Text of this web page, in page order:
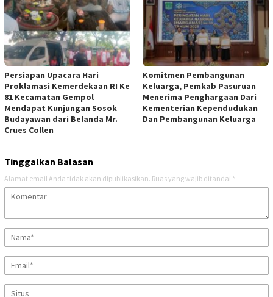
Persiapan Upacara Hari
Proklamasi Kemerdekaan RI Ke
81 Kecamatan Gempol
Mendapat Kunjungan Sosok
Budayawan dari Belanda Mr.
Crues Collen
Komitmen Pembangunan
Keluarga, Pemkab Pasuruan
Menerima Penghargaan Dari
Kementerian Kependudukan
Dan Pembangunan Keluarga
Tinggalkan Balasan
Alamat email Anda tidak akan dipublikasikan. Ruas yang wajib ditandai *